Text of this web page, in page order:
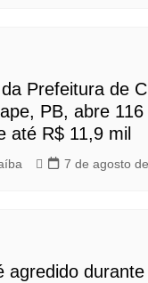
Prefeitura de
PB, abre
até R$ 11,9 mil
7 de agosto
agredido